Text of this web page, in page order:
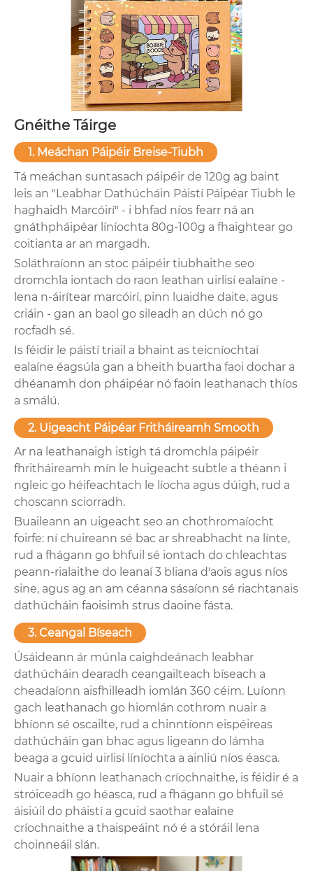
Gnéithe Táirge
1. Meáchan Páipéir Breise-Tiubh
Tá meáchan suntasach páipéir de 120g ag baint
leis an "Leabhar Dathúcháin Páistí Páipéar Tiubh le
haghaidh Marcóirí" - i bhfad níos fearr ná an
gnáthpháipéar líníochta 80g-100g a fhaightear go
coitianta ar an margadh.
Soláthraíonn an stoc páipéir tiubhaithe seo
dromchla iontach do raon leathan uirlisí ealaíne -
lena n-áirítear marcóirí, pinn luaidhe daite, agus
criáin - gan an baol go sileadh an dúch nó go
rocfadh sé.
Is féidir le páistí triail a bhaint as teicníochtaí
ealaíne éagsúla gan a bheith buartha faoi dochar a
dhéanamh don pháipéar nó faoin leathanach thíos
a smálú.
2. Uigeacht Páipéar Fritháireamh Smooth
Ar na leathanaigh istigh tá dromchla páipéir
fhritháireamh mín le huigeacht subtle a théann i
ngleic go héifeachtach le líocha agus dúigh, rud a
choscann sciorradh.
Buaileann an uigeacht seo an chothromaíocht
foirfe: ní chuireann sé bac ar shreabhacht na línte,
rud a fhágann go bhfuil sé iontach do chleachtas
peann-rialaithe do leanaí 3 bliana d'aois agus níos
sine, agus ag an am céanna sásaíonn sé riachtanais
dathúcháin faoisimh strus daoine fásta.
3. Ceangal Bíseach
Úsáideann ár múnla caighdeánach leabhar
dathúcháin dearadh ceangailteach bíseach a
cheadaíonn aisfhilleadh iomlán 360 céim. Luíonn
gach leathanach go hiomlán cothrom nuair a
bhíonn sé oscailte, rud a chinntíonn eispéireas
dathúcháin gan bhac agus ligeann do lámha
beaga a gcuid uirlisí líníochta a ainliú níos éasca.
Nuair a bhíonn leathanach críochnaithe, is féidir é a
stróiceadh go héasca, rud a fhágann go bhfuil sé
áisiúil do pháistí a gcuid saothar ealaíne
críochnaithe a thaispeáint nó é a stóráil lena
choinneáil slán.